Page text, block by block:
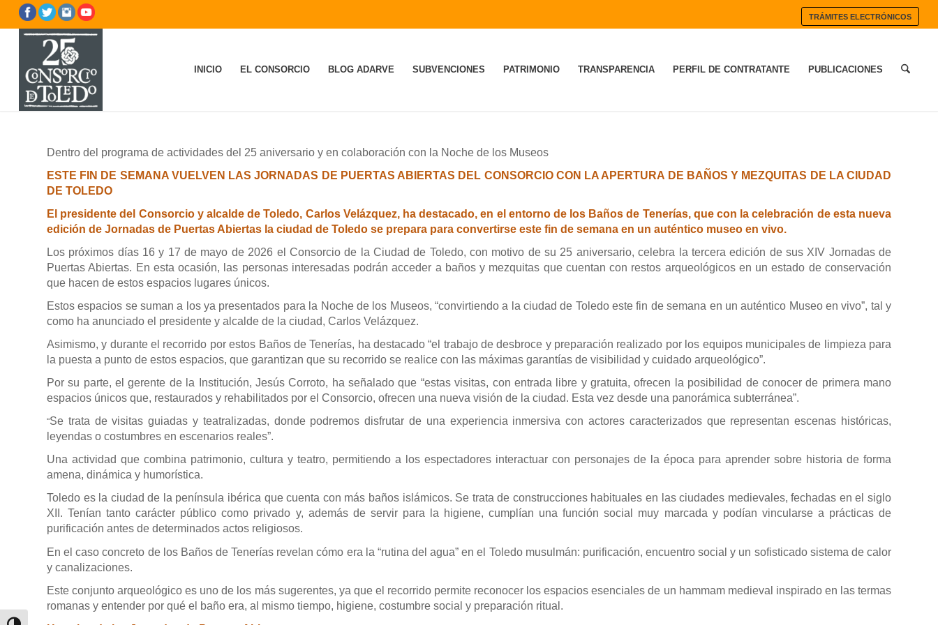
TRÁMITES ELECTRÓNICOS
INICIO EL CONSORCIO BLOG ADARVE SUBVENCIONES PATRIMONIO TRANSPARENCIA PERFIL DE CONTRATANTE PUBLICACIONES
Dentro del programa de actividades del 25 aniversario y en colaboración con la Noche de los Museos
ESTE FIN DE SEMANA VUELVEN LAS JORNADAS DE PUERTAS ABIERTAS DEL CONSORCIO CON LA APERTURA DE BAÑOS Y MEZQUITAS DE LA CIUDAD
DE TOLEDO
El presidente del Consorcio y alcalde de Toledo, Carlos Velázquez, ha destacado, en el entorno de los Baños de Tenerías, que con la celebración de esta nueva
edición de Jornadas de Puertas Abiertas la ciudad de Toledo se prepara para convertirse este fin de semana en un auténtico museo en vivo.
Los próximos días 16 y 17 de mayo de 2026 el Consorcio de la Ciudad de Toledo, con motivo de su 25 aniversario, celebra la tercera edición de sus XIV Jornadas de
Puertas Abiertas. En esta ocasión, las personas interesadas podrán acceder a baños y mezquitas que cuentan con restos arqueológicos en un estado de conservación
que hacen de estos espacios lugares únicos.
Estos espacios se suman a los ya presentados para la Noche de los Museos, “convirtiendo a la ciudad de Toledo este fin de semana en un auténtico Museo en vivo”, tal y
como ha anunciado el presidente y alcalde de la ciudad, Carlos Velázquez.
Asimismo, y durante el recorrido por estos Baños de Tenerías, ha destacado “el trabajo de desbroce y preparación realizado por los equipos municipales de limpieza para
la puesta a punto de estos espacios, que garantizan que su recorrido se realice con las máximas garantías de visibilidad y cuidado arqueológico”.
Por su parte, el gerente de la Institución, Jesús Corroto, ha señalado que “estas visitas, con entrada libre y gratuita, ofrecen la posibilidad de conocer de primera mano
espacios únicos que, restaurados y rehabilitados por el Consorcio, ofrecen una nueva visión de la ciudad. Esta vez desde una panorámica subterránea”.
“Se trata de visitas guiadas y teatralizadas, donde podremos disfrutar de una experiencia inmersiva con actores caracterizados que representan escenas históricas,
leyendas o costumbres en escenarios reales”.
Una actividad que combina patrimonio, cultura y teatro, permitiendo a los espectadores interactuar con personajes de la época para aprender sobre historia de forma
amena, dinámica y humorística.
Toledo es la ciudad de la península ibérica que cuenta con más baños islámicos. Se trata de construcciones habituales en las ciudades medievales, fechadas en el siglo
XII. Tenían tanto carácter público como privado y, además de servir para la higiene, cumplían una función social muy marcada y podían vincularse a prácticas de
purificación antes de determinados actos religiosos.
En el caso concreto de los Baños de Tenerías revelan cómo era la “rutina del agua” en el Toledo musulmán: purificación, encuentro social y un sofisticado sistema de calor
y canalizaciones.
Este conjunto arqueológico es uno de los más sugerentes, ya que el recorrido permite reconocer los espacios esenciales de un hammam medieval inspirado en las termas
romanas y entender por qué el baño era, al mismo tiempo, higiene, costumbre social y preparación ritual.